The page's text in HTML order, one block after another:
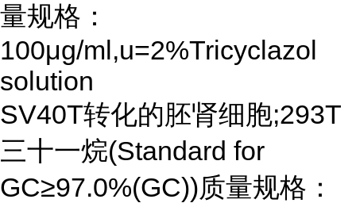
量规格：
100μg/ml,u=2%Tricyclazol
solution
SV40T转化的胚肾细胞;293T
三十一烷(Standard for
GC≥97.0%(GC))质量规格：